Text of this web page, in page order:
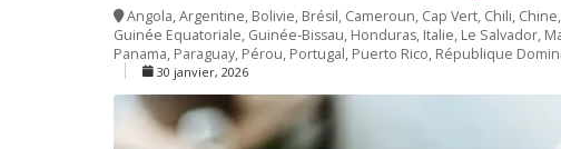
Angola,Argentine, Bolivie, Brésil, Cameroun, Cap Vert, Chili, Chine,
Guinée Equatoriale, Guinée-Bissau, Honduras, Italie, Le Salvador,
Panama, Paraguay, Pérou, Portugal, Puerto Rico, République
30 janvier, 2026